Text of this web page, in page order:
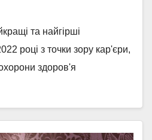
та найгірші
році з точки зору кар'єри,
здоров'я